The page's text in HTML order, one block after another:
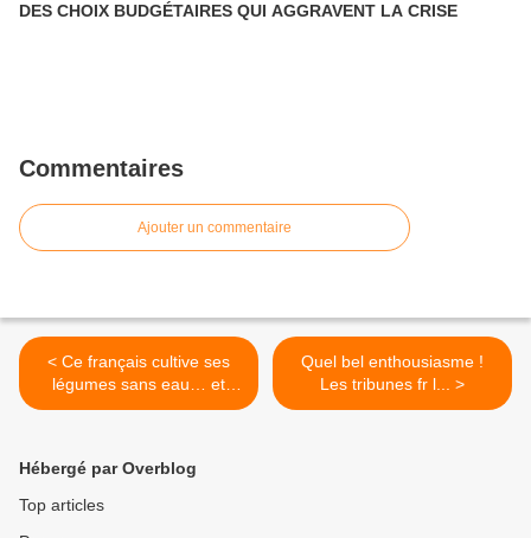
DES CHOIX BUDGÉTAIRES QUI AGGRAVENT LA CRISE
Commentaires
Ajouter un commentaire
< Ce français cultive ses
légumes sans eau… et
fascine le monde de
Quel bel enthousiasme !
Les tribunes fr l... >
Hébergé par Overblog
Top articles